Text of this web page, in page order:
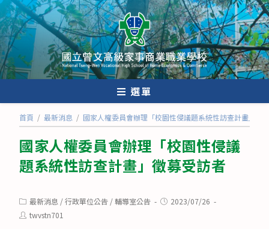
跳
轉
至
主
要
內
選單
首頁 / 最新消息 / 國家人權委員會辦理「校園性侵議題系統性訪查計畫」徵
國家人權委員會辦理「校園性侵議
題系統性訪查計畫」徵募受訪者
Post
category:
最新消息 /行政單位公告 /輔導室公告
Post2023/07/26
Posttwvstn701